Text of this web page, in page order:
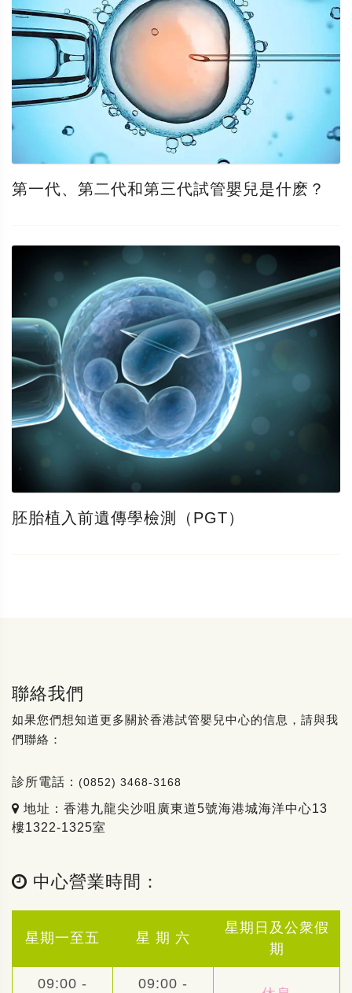
第一代、第二代和第三代試管嬰兒是什麽？
胚胎植入前遺傳學檢測（PGT）
聯絡我們
如果您們想知道更多關於香港試管嬰兒中心的信息，請與我
們聯絡：
診所電話： (0852) 3468-3168
地址：香港九龍尖沙咀廣東道5號海港城海洋中心13
樓1322-1325室
中心營業時間：
星期一至五 星 期 六
星期日及公衆假
期
09:00 - 09:00 -